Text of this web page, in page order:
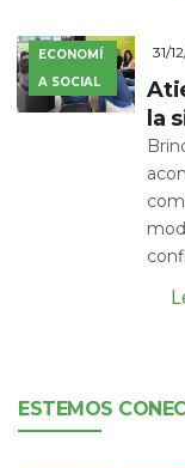
ECONOMÍ
A SOCIAL
31/
la
ESTEMOS